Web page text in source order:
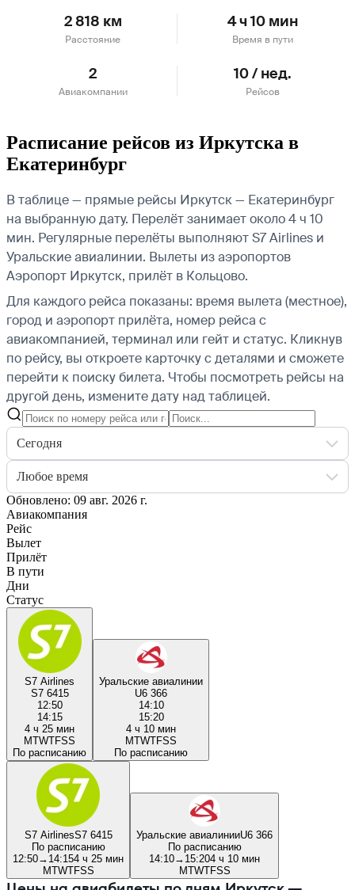
2 818 км
Расстояние
4 ч 10 мин
Время в пути
2
Авиакомпании
10 / нед.
Рейсов
Расписание рейсов из Иркутска в
Екатеринбург
В таблице — прямые рейсы Иркутск — Екатеринбург
на выбранную дату. Перелёт занимает около 4 ч 10
мин. Регулярные перелёты выполняют S7 Airlines и
Уральские авиалинии. Вылеты из аэропортов
Аэропорт Иркутск, прилёт в Кольцово.
Для каждого рейса показаны: время вылета (местное),
город и аэропорт прилёта, номер рейса с
авиакомпанией, терминал или гейт и статус. Кликнув
по рейсу, вы откроете карточку с деталями и сможете
перейти к поиску билета. Чтобы посмотреть рейсы на
другой день, измените дату над таблицей.
Сегодня
Любое время
Обновлено: 09 авг. 2026 г.
Авиакомпания
Рейс
Вылет
Прилёт
В пути
Дни
Статус
S7 Airlines
S7 6415
12:50
14:15
4 ч 25 мин
MTWTFSS
По расписанию
Уральские авиалинии
U6 366
14:10
15:20
4 ч 10 мин
MTWTFSS
По расписанию
S7 AirlinesS7 6415
По расписанию
12:50→ 14:154 ч 25 мин
MTWTFSS
Уральские авиалинииU6 366
По расписанию
14:10→ 15:204 ч 10 мин
MTWTFSS